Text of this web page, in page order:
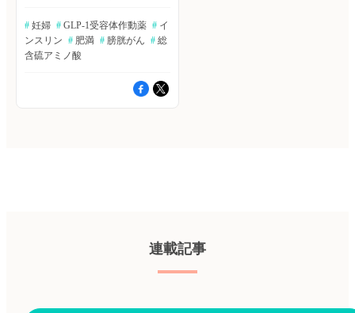
は若年者のデータに基づいてい
るが、生理学的証拠は、高齢者
は若年者よりもTSAAの推奨摂
取量が高いことを示唆してい
TSAA必要量を、二相性線形混
合効果モデルを使用して検討し
効性と安全性を評価するため
に、多施設共同ランダム化二重
盲検プラセボ対照2×2要因試験
6月20日号の報告。 ≫ヒポクラ
# 妊婦 # GLP-1受容体作動薬 # イ
ンスリン # 肥満 # 膀胱がん # 総
含硫アミノ酸
連載記事